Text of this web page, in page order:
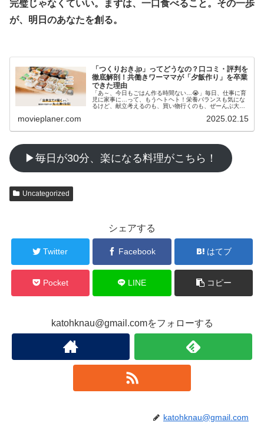
完璧じゃなくていい。まずは、一口食べること。その一歩
が、明日のあなたを創る。
「つくりおき.jp」ってどうなの？口コミ・評判を
徹底解剖！共働きワーママが「夕飯作り」を卒業
できた理由
「あ～、今日もごはん作る時間ない…😭」毎日、仕事に育
児に家事に…って、もうヘトヘト！栄養バランスも気にな
るけど、献立考えるのも、買い物行くのも、ぜーんぶ大
movieplaner.com 2025.02.15
▶毎日が30分、楽になる料理がこちら！
Uncategorized
シェアする
Twitter Facebook はてブ
Pocket LINE コピー
katohknau@gmail.comをフォローする
katohknau@gmail.com